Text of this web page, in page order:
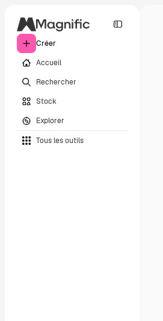
Créer
Accueil
Rechercher
Stock
Explorer
Tous les outils